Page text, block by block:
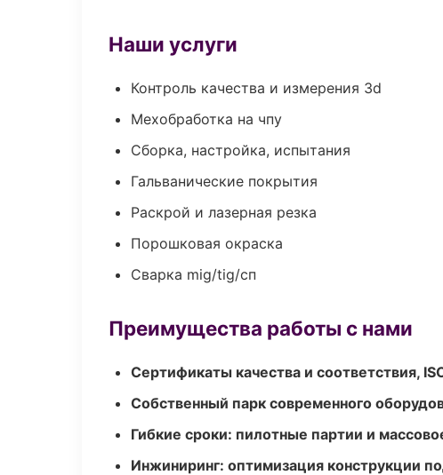
Наши услуги
Контроль качества и измерения 3d
Мехобработка на чпу
Сборка, настройка, испытания
Гальванические покрытия
Раскрой и лазерная резка
Порошковая окраска
Сварка mig/tig/сп
Преимущества работы с нами
Сертификаты качества и соответствия,
Собственный парк современного
Гибкие сроки: пилотные партии и
Инжиниринг: оптимизация конструкции